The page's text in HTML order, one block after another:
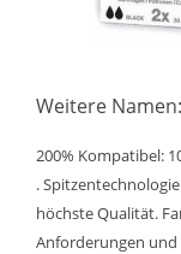
Weitere
200% Kompatibel:
.
höchste Qualität.
Anforderungen